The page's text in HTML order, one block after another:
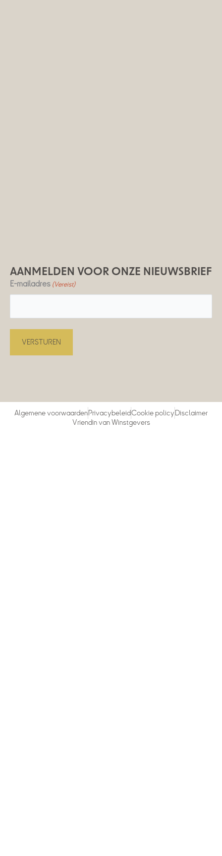
AANMELDEN VOOR ONZE NIEUWSBRIEF
E-mailadres (Vereist)
Algemene voorwaardenPrivacybeleidCookie policyDisclaimer
Vriendin van Winstgevers